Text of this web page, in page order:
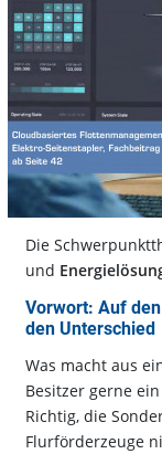
Die
und
Vorwort: Auf
den Unterschied
Was macht aus
Besitzer gerne
Richtig, die
Flurförderzeuge